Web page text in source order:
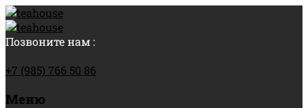
Позвоните нам :
+7 (985) 766 50 86
Меню